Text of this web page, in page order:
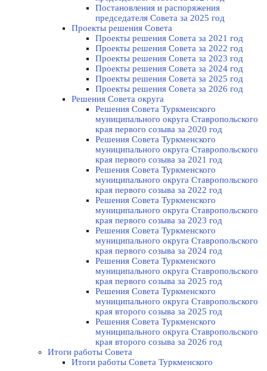
Постановления и распоряжения
председателя Cовета за 2025 год
Проекты решения Cовета
Проекты решения Совета за 2021 год
Проекты решения Совета за 2022 год
Проекты решения Cовета за 2023 год
Проекты решения Совета за 2024 год
Проекты решения Совета за 2025 год
Проекты решения Совета за 2026 год
Решения Совета округа
Решения Совета Туркменского
муниципального округа Ставропольского
края первого созыва за 2020 год
Решения Совета Туркменского
муниципального округа Ставропольского
края первого созыва за 2021 год
Решения Совета Туркменского
муниципального округа Ставропольского
края первого созыва за 2022 год
Решения Совета Туркменского
муниципального округа Ставропольского
края первого созыва за 2023 год
Решения Совета Туркменского
муниципального округа Ставропольского
края первого созыва за 2024 год
Решения Совета Туркменского
муниципального округа Ставропольского
края первого созыва за 2025 год
Решения Совета Туркменского
муниципального округа Ставропольского
края второго созыва за 2025 год
Решения Совета Туркменского
муниципального округа Ставропольского
края второго созыва за 2026 год
Итоги работы Совета
Итоги работы Совета Туркменского